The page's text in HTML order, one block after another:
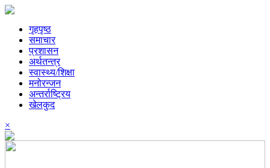
गृहपृष्ठ
समाचार
प्रशासन
अर्थतन्त्र
स्वास्थ्य/शिक्षा
मनोरन्जन
अन्तर्राष्ट्रिय
खेलकुद
×